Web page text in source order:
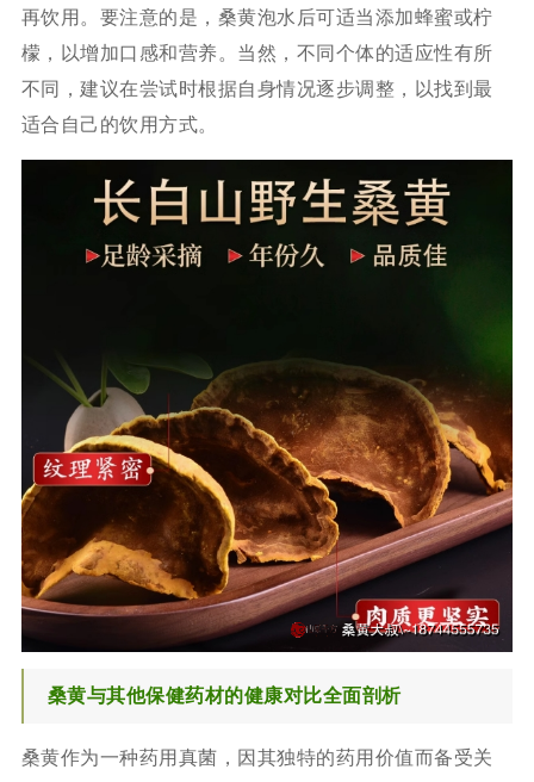
再饮用。要注意的是，桑黄泡水后可适当添加蜂蜜或柠
檬，以增加口感和营养。当然，不同个体的适应性有所
不同，建议在尝试时根据自身情况逐步调整，以找到最
适合自己的饮用方式。
桑黄与其他保健药材的健康对比全面剖析
桑黄作为一种药用真菌，因其独特的药用价值而备受关